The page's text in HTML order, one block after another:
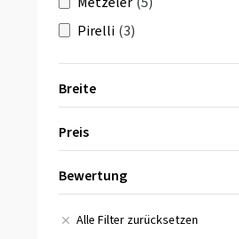
Pirelli (3)
Breite
63 mm(1)
Preis
von
bis
Bewertung
Alle Filter zurücksetzen